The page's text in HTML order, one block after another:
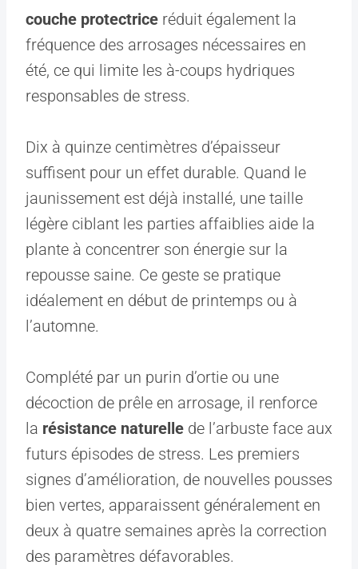
couche protectrice réduit également la
fréquence des arrosages nécessaires en
été, ce qui limite les à-coups hydriques
responsables de stress.
Dix à quinze centimètres d’épaisseur
suffisent pour un effet durable. Quand le
jaunissement est déjà installé, une taille
légère ciblant les parties affaiblies aide la
plante à concentrer son énergie sur la
repousse saine. Ce geste se pratique
idéalement en début de printemps ou à
l’automne.
Complété par un purin d’ortie ou une
décoction de prêle en arrosage, il renforce
la résistance naturelle de l’arbuste face aux
futurs épisodes de stress. Les premiers
signes d’amélioration, de nouvelles pousses
bien vertes, apparaissent généralement en
deux à quatre semaines après la correction
des paramètres défavorables.